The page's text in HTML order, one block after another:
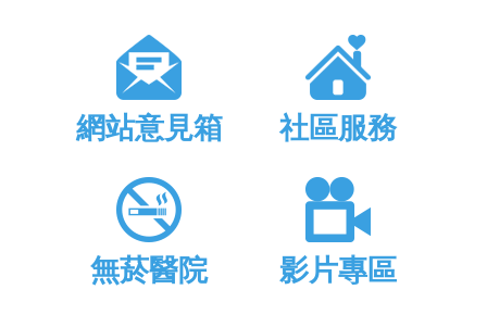
網站意見箱 社區服務
無菸醫院 影片專區